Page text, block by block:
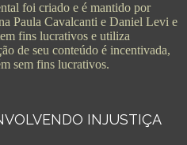
foi criado e é mantido por
Paula Cavalcanti e Daniel Levi e
fins lucrativos e utiliza
de seu conteúdo é incentivada,
sem fins lucrativos.
INJUSTIÇA